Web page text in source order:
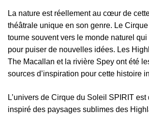
La nature est réellement au cœur de
théâtrale unique en son genre. Le
tourne souvent vers le monde naturel
pour puiser de nouvelles idées. Les
The Macallan et la rivière Spey ont été
sources d’inspiration pour cette histoire
L’univers de Cirque du Soleil SPIRIT est
inspiré des paysages sublimes des